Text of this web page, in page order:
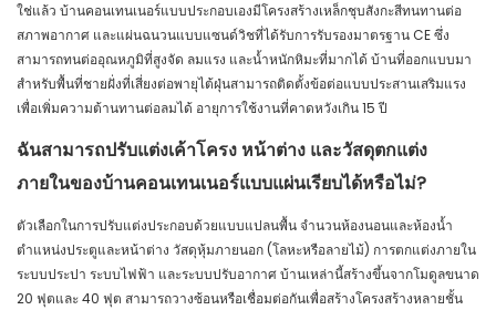
ใช่แล้ว บ้านคอนเทนเนอร์แบบประกอบเองมีโครงสร้างเหล็กชุบสังกะสีทนทานต่อ
สภาพอากาศ และแผ่นฉนวนแบบแซนด์วิชที่ได้รับการรับรองมาตรฐาน CE ซึ่ง
สามารถทนต่ออุณหภูมิที่สูงจัด ลมแรง และน้ำหนักหิมะที่มากได้ บ้านที่ออกแบบมา
สำหรับพื้นที่ชายฝั่งที่เสี่ยงต่อพายุไต้ฝุ่นสามารถติดตั้งข้อต่อแบบประสานเสริมแรง
เพื่อเพิ่มความต้านทานต่อลมได้ อายุการใช้งานที่คาดหวังเกิน 15 ปี
ฉันสามารถปรับแต่งเค้าโครง หน้าต่าง และวัสดุตกแต่ง
ภายในของบ้านคอนเทนเนอร์แบบแผ่นเรียบได้หรือไม่?
ตัวเลือกในการปรับแต่งประกอบด้วยแบบแปลนพื้น จำนวนห้องนอนและห้องน้ำ
ตำแหน่งประตูและหน้าต่าง วัสดุหุ้มภายนอก (โลหะหรือลายไม้) การตกแต่งภายใน
ระบบประปา ระบบไฟฟ้า และระบบปรับอากาศ บ้านเหล่านี้สร้างขึ้นจากโมดูลขนาด
20 ฟุตและ 40 ฟุต สามารถวางซ้อนหรือเชื่อมต่อกันเพื่อสร้างโครงสร้างหลายชั้น